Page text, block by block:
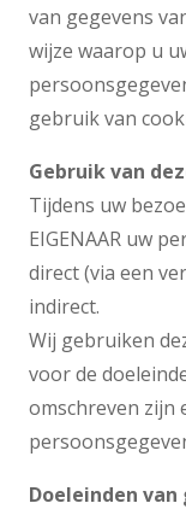
van gegevens
wijze waarop u
gebruik van
Gebruik van
Tijdens uw
EIGENAAR uw
direct (via een
indirect.
Wij gebruiken
voor de
omschreven zijn
Doeleinden